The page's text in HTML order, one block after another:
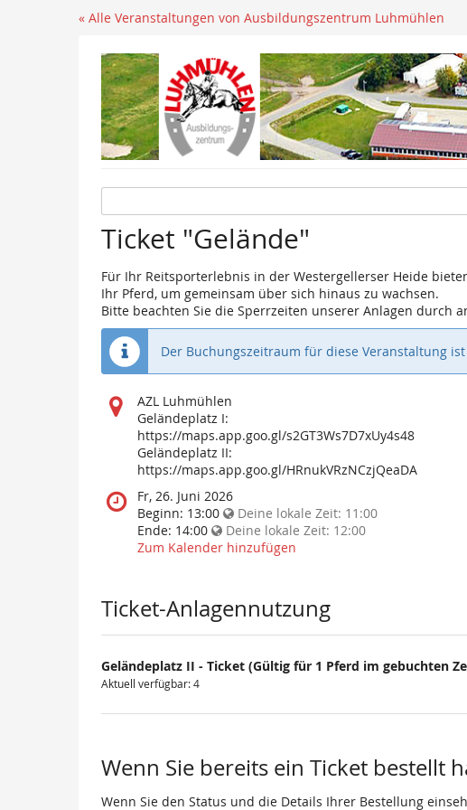
« Alle Veranstaltungen von Ausbildungszentrum Luhmühlen
Ticket "Gelände"
Für Ihr Reitsporterlebnis in der Westergellerser Heide
Ihr Pferd, um gemeinsam über sich hinaus zu wachsen.
Bitte beachten Sie die Sperrzeiten unserer Anlagen durch
Der Buchungszeitraum für diese Veranstaltung
Wo
findet
diese
Veranstaltung
statt?
AZL Luhmühlen
Geländeplatz I:
https://maps.app.goo.gl/s2GT3Ws7D7xUy4s48
Geländeplatz II:
https://maps.app.goo.gl/HRnukVRzNCzjQeaDA
Wann
findet
diese
Veranstaltung
Fr, 26. Juni 2026
Beginn: 13:00 Deine lokale Zeit: 11:00
Ende: 14:00 Deine lokale Zeit: 12:00
Zum Kalender hinzufügen
Ticket-Anlagennutzung
Geländeplatz II - Ticket (Gültig für 1 Pferd im gebuchten
Aktuell verfügbar: 4
Wenn Sie bereits ein Ticket bestellt
Wenn Sie den Status und die Details Ihrer Bestellung